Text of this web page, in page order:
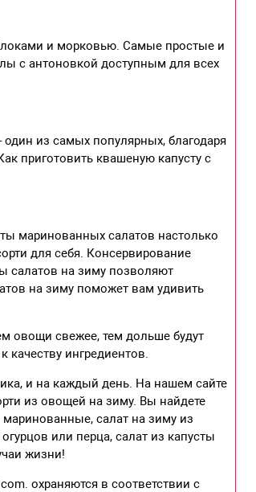
и морковью. Самые простые и
с антоновкой доступным для всех
из самых популярных, благодаря
приготовить квашеную капусту с
маринованных салатов настолько
для себя. Консервирование
салатов на зиму позволяют
на зиму поможет вам удивить
овощи свежее, тем дольше будут
качеству ингредиентов.
и на каждый день. На нашем сайте
из овощей на зиму. Вы найдете
маринованные, салат на зиму из
или перца, салат из капусты
жизни!
охраняются в соответствии с